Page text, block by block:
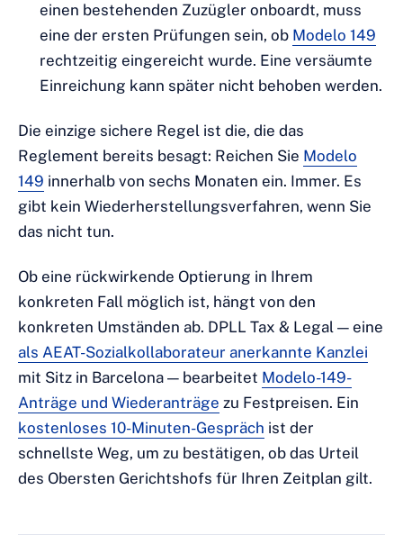
einen bestehenden Zuzügler onboardt, muss
eine der ersten Prüfungen sein, ob Modelo 149
rechtzeitig eingereicht wurde. Eine versäumte
Einreichung kann später nicht behoben werden.
Die einzige sichere Regel ist die, die das
Reglement bereits besagt: Reichen Sie Modelo
149 innerhalb von sechs Monaten ein. Immer. Es
gibt kein Wiederherstellungsverfahren, wenn Sie
das nicht tun.
Ob eine rückwirkende Optierung in Ihrem
konkreten Fall möglich ist, hängt von den
konkreten Umständen ab. DPLL Tax & Legal — eine
als AEAT-Sozialkollaborateur anerkannte Kanzlei
mit Sitz in Barcelona — bearbeitet Modelo-149-
Anträge und Wiederanträge zu Festpreisen. Ein
kostenloses 10-Minuten-Gespräch ist der
schnellste Weg, um zu bestätigen, ob das Urteil
des Obersten Gerichtshofs für Ihren Zeitplan gilt.